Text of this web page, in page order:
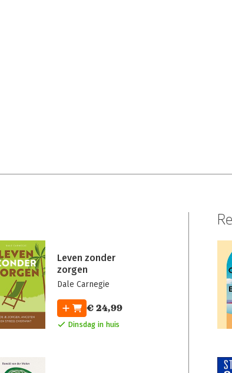
Leven zonder
zorgen
Dale Carnegie
€ 24,99
Dinsdag in huis